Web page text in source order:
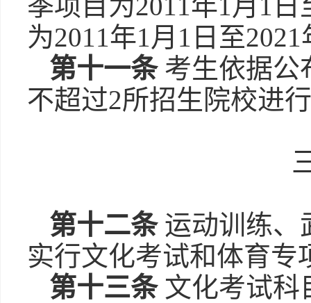
为2011年1月1日至
第十一条考生依据公
不超过2所招生院校进
第十二条运动训练、
实行文化考试和体育专
第十三条文化考试科